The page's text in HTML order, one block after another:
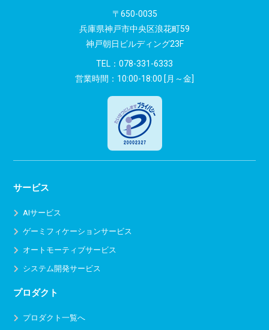
〒650-0035
兵庫県神戸市中央区浪花町59
神戸朝日ビルディング23F
TEL： 078-331-6333
営業時間：10:00-18:00 [月～金]
サービス
AIサービス
ゲーミフィケーションサービス
オートモーティブサービス
システム開発サービス
プロダクト
プロダクト一覧へ